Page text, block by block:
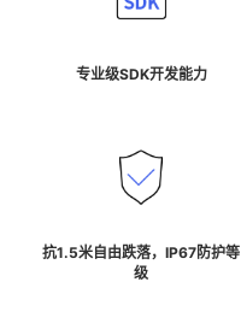
专业级SDK开发能力
抗1.5米自由跌落，IP67防护等
级